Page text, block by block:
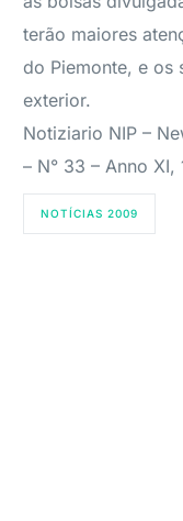
terão maiores
do Piemonte, e os
exterior.
Notiziario NIP –
– N° 33 – Anno
NOTÍCIAS 2009